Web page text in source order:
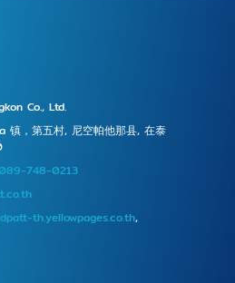
Co., Ltd.
镇，第五村, 尼空帕他那县, 在泰
089-748-0213
dpatt-th.yellowpages.co.th,